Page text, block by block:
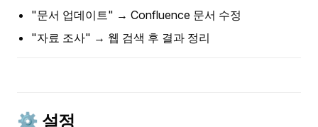
"문서 업데이트" → Confluence 문서 수정
"자료 조사" → 웹 검색 후 결과 정리
⚙️ 설정